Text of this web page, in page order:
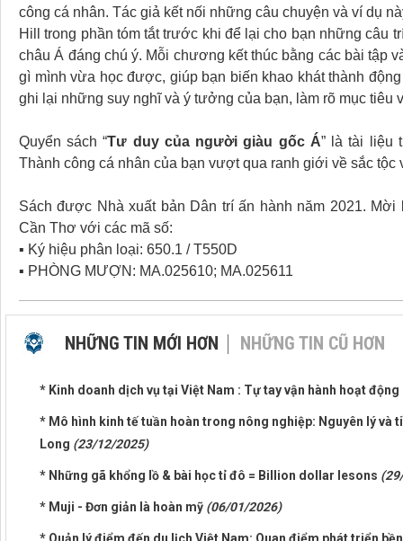
công cá nhân. Tác giả kết nối những câu chuyện và ví dụ
Hill trong phần tóm tắt trước khi để lại cho bạn những câu
châu Á đáng chú ý. Mỗi chương kết thúc bằng các bài tập
gì mình vừa học được, giúp bạn biến khao khát thành
ghi lại những suy nghĩ và ý tưởng của bạn, làm rõ mục tiêu
Quyển sách “Tư duy của người giàu gốc Á” là tài liệu
Thành công cá nhân của bạn vượt qua ranh giới về sắc tộc
Sách được Nhà xuất bản Dân trí ấn hành năm 2021.
Cần Thơ với các mã số:
▪ Ký hiệu phân loại: 650.1 / T550D
▪ PHÒNG MƯỢN: MA.025610; MA.025611
NHỮNG TIN MỚI HƠN NHỮNG TIN CŨ HƠN
* Kinh doanh dịch vụ tại Việt Nam : Tự tay vận hành hoạt
* Mô hình kinh tế tuần hoàn trong nông nghiệp: Nguyên lý và
Long (23/12/2025)
* Những gã khổng lồ & bài học tỉ đô = Billion dollar lesons
* Muji - Đơn giản là hoàn mỹ (06/01/2026)